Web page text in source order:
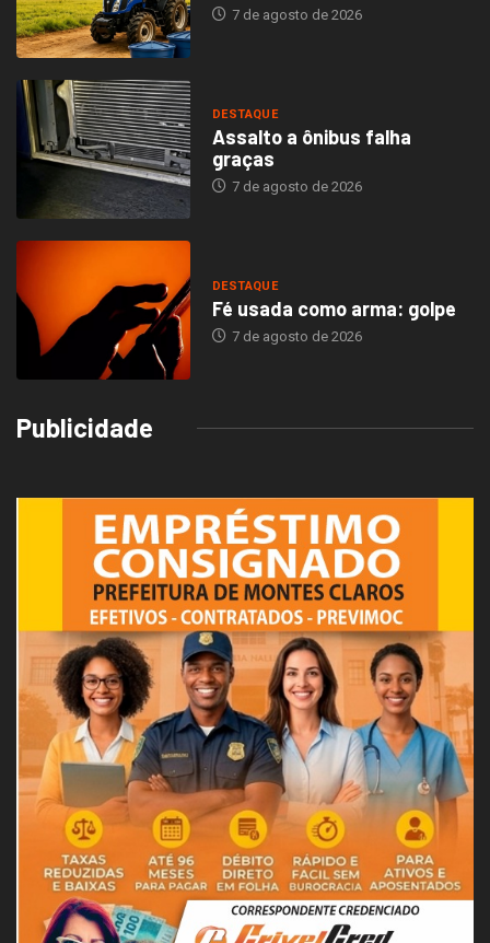
7 de agosto de 2026
DESTAQUE
Assalto a ônibus falha
graças
7 de agosto de 2026
DESTAQUE
Fé usada como arma: golpe
7 de agosto de 2026
Publicidade